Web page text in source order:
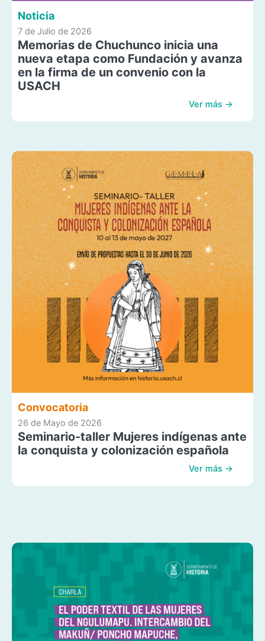
Noticia
7 de Julio de 2026
Memorias de Chuchunco inicia una
nueva etapa como Fundación y avanza
en la firma de un convenio con la
USACH
Ver más →
Convocatoria
26 de Mayo de 2026
Seminario-taller Mujeres indígenas ante
la conquista y colonización española
Ver más →